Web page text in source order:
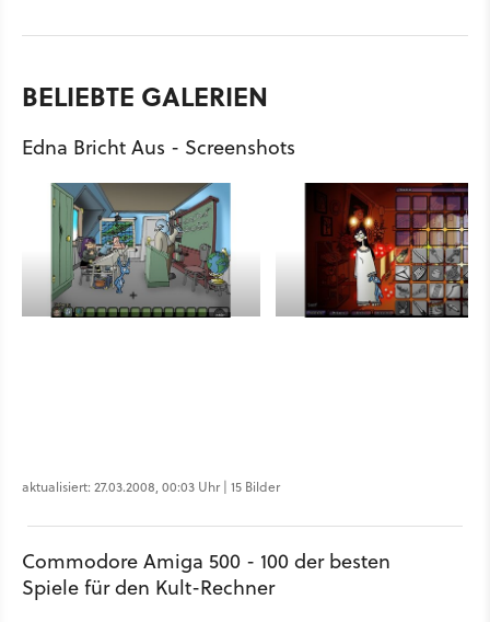
BELIEBTE GALERIEN
Edna Bricht Aus - Screenshots
aktualisiert: 27.03.2008, 00:03 Uhr | 15 Bilder
Commodore Amiga 500 - 100 der besten
Spiele für den Kult-Rechner